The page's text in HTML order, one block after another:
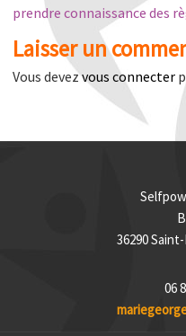
prendre connaissance des
Laisser un
Vous devezvous connecter
36290
06